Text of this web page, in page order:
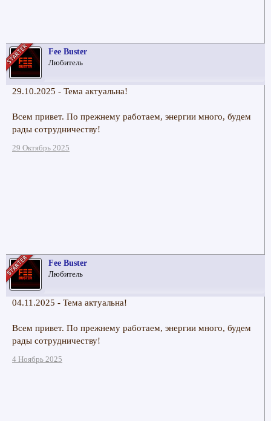
Fee Buster
Любитель
29.10.2025 - Тема актуальна!
Всем привет. По прежнему работаем, энергии много, будем
рады сотрудничеству!
29 Октябрь 2025
Fee Buster
Любитель
04.11.2025 - Тема актуальна!
Всем привет. По прежнему работаем, энергии много, будем
рады сотрудничеству!
4 Ноябрь 2025